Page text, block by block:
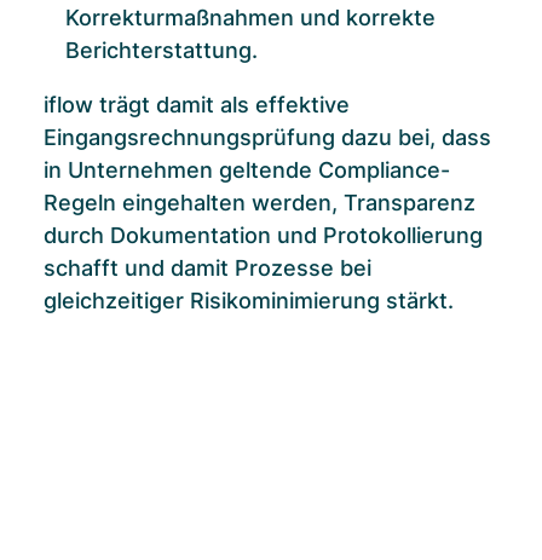
Korrekturmaßnahmen und korrekte
Berichterstattung.
iflow trägt damit als effektive
Eingangsrechnungsprüfung dazu bei, dass
in Unternehmen geltende Compliance-
Regeln eingehalten werden, Transparenz
durch Dokumentation und Protokollierung
schafft und damit Prozesse bei
gleichzeitiger Risikominimierung stärkt.